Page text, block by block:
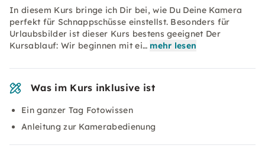
In diesem Kurs bringe ich Dir bei, wie Du Deine Kamera
perfekt für Schnappschüsse einstellst. Besonders für
Urlaubsbilder ist dieser Kurs bestens geeignet Der
Kursablauf: Wir beginnen mit ei… mehr lesen
Was im Kurs inklusive ist
Ein ganzer Tag Fotowissen
Anleitung zur Kamerabedienung